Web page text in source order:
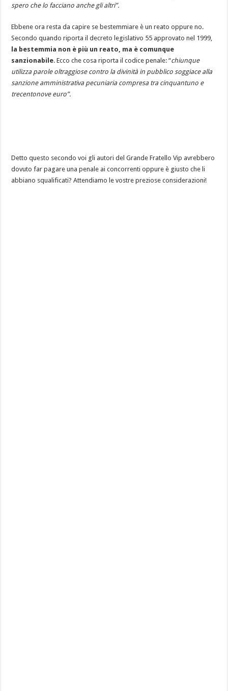
spero che lo facciano anche gli altri”.
Ebbene ora resta da capire se bestemmiare è un reato oppure no.
Secondo quando riporta il decreto legislativo 55 approvato nel 1999,
la bestemmia non è più un reato, ma è comunque
sanzionabile. Ecco che cosa riporta il codice penale: “chiunque
utilizza parole oltraggiose contro la divinità in pubblico soggiace alla
sanzione amministrativa pecuniaria compresa tra cinquantuno e
trecentonove euro”.
Detto questo secondo voi gli autori del Grande Fratello Vip avrebbero
dovuto far pagare una penale ai concorrenti oppure è giusto che li
abbiano squalificati? Attendiamo le vostre preziose considerazioni!